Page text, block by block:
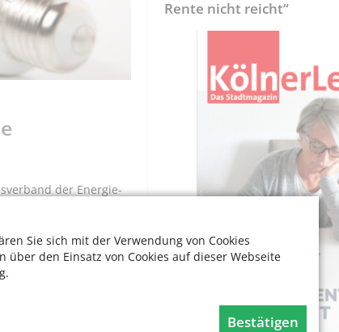
Sie sich mit der Verwendung von Cookies
den Einsatz von Cookies auf dieser Webseite
Bestätigen
der Energie-
Der Check wird
durchgeführt.
und helfen
Rente nicht reicht“